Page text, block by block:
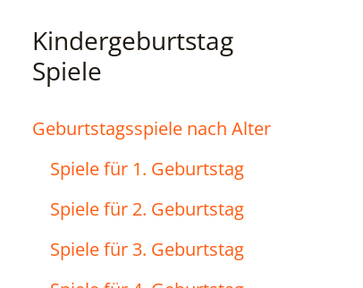
Kindergeburtstag
Spiele
Geburtstagsspiele nach Alter
Spiele für 1. Geburtstag
Spiele für 2. Geburtstag
Spiele für 3. Geburtstag